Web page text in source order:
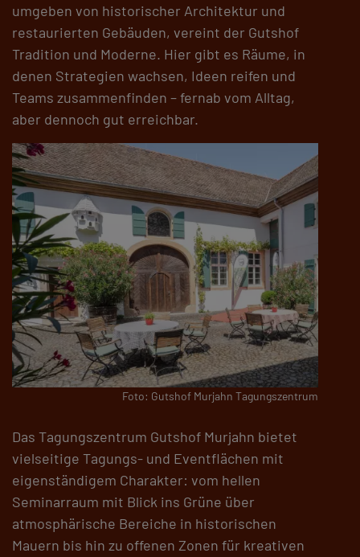
umgeben von historischer Architektur und
restaurierten Gebäuden, vereint der Gutshof
Tradition und Moderne. Hier gibt es Räume, in
denen Strategien wachsen, Ideen reifen und
Teams zusammenfinden – fernab vom Alltag,
aber dennoch gut erreichbar.
Foto: Gutshof Murjahn Tagungszentrum
Das Tagungszentrum Gutshof Murjahn bietet
vielseitige Tagungs- und Eventflächen mit
eigenständigem Charakter: vom hellen
Seminarraum mit Blick ins Grüne über
atmosphärische Bereiche in historischen
Mauern bis hin zu offenen Zonen für kreativen